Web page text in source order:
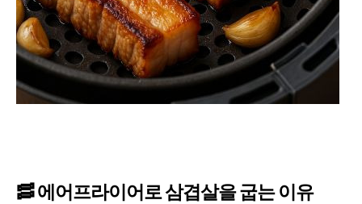
🥓 에어프라이어로 삼겹살을 굽는 이유